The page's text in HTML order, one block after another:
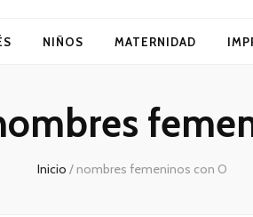
NIÑOS MATERNIDAD
Inicio / nombres femeninos con O